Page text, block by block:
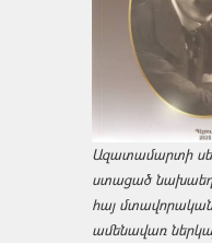
Ազատամարտի
ստացած
հայ
ամենավառ